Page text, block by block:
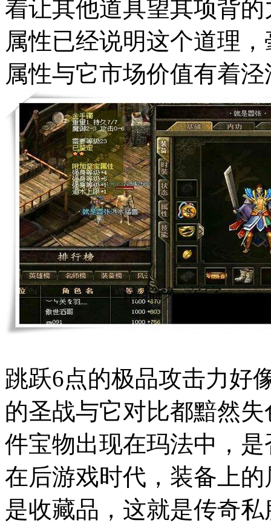
着让其他道具望其项背
属性已经说明这个道理
属性与它市场价值有着
跳跃6点的极品攻击力好
的圣战与它对比都黯然
件宝物出现在玛法中，
在后游戏时代，装备上
是收藏品，这就是传奇